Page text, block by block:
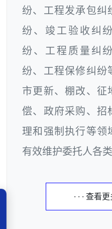
纷、工程发承包纠
纷、竣工验收纠
纷、工程质量纠
纷、工程保修纠纷
市更新、棚改、征
偿、政府采购、招
理和强制执行等领
有效维护委托人各类
· · · 查看更